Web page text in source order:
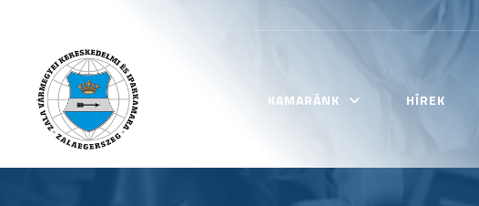
KAMARÁNK HÍREK